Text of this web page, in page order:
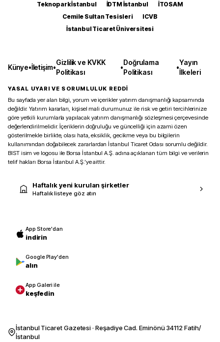
Teknopark İstanbul
İDTM İstanbul
İTOSAM
Cemile Sultan Tesisleri
ICVB
İstanbul Ticaret Üniversitesi
Künye•İletişim•
Gizlilik ve KVKK
Politikası
•
Doğrulama
Politikası
•
Yayın
İlkeleri
YASAL UYARI VE SORUMLULUK REDDİ
Bu sayfada yer alan bilgi, yorum ve içerikler yatırım danışmanlığı kapsamında
değildir. Yatırım kararları, kişisel mali durumunuz ile risk ve getiri tercihlerinize
göre yetkili kurumlarla yapılacak yatırım danışmanlığı sözleşmesi çerçevesinde
değerlendirilmelidir. İçeriklerin doğruluğu ve güncelliği için azami özen
gösterilmekle birlikte, olası hata, eksiklik, gecikme veya bu bilgilerin
kullanımından doğabilecek zararlardan İstanbul Ticaret Odası sorumlu değildir.
BIST isim ve logosu ile Borsa İstanbul A.Ş. adına açıklanan tüm bilgi ve verilerin
telif hakları Borsa İstanbul A.Ş.’ye aittir.
Haftalık yeni kurulan şirketler
Haftalık listeye göz atın
App Store'dan
indirin
Google Play'den
alın
App Galeri ile
keşfedin
İstanbul Ticaret Gazetesi · Reşadiye Cad. Eminönü 34112 Fatih/
İstanbul